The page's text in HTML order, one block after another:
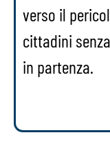
verso il
cittadini
in partenza.